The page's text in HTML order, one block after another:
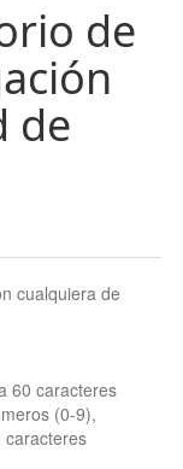
de
de
cualquiera de
60 caracteres
(0-9),
caracteres